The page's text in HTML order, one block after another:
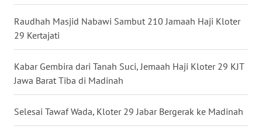
Raudhah Masjid Nabawi Sambut 210 Jamaah Haji Kloter
29 Kertajati
Kabar Gembira dari Tanah Suci, Jemaah Haji Kloter 29 KJT
Jawa Barat Tiba di Madinah
Selesai Tawaf Wada, Kloter 29 Jabar Bergerak ke Madinah
WN
SUMBAR
SUMSEL